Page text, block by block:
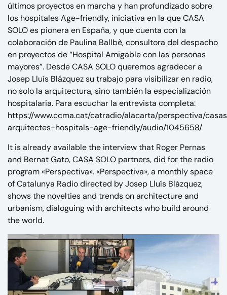
últimos proyectos en marcha y han profundizado sobre
los hospitales Age-friendly, iniciativa en la que CASA
SOLO es pionera en España, y que cuenta con la
colaboración de Paulina Ballbè, consultora del despacho
en proyectos de “Hospital Amigable con las personas
mayores”. Desde CASA SOLO queremos agradecer a
Josep Lluís Blázquez su trabajo para visibilizar en radio,
no solo la arquitectura, sino también la especialización
hospitalaria. Para escuchar la entrevista completa:
https://www.ccma.cat/catradio/alacarta/perspectiva/
arquitectes-hospitals-age-friendly/audio/1045658/
It is already available the interview that Roger Pernas
and Bernat Gato, CASA SOLO partners, did for the radio
program «Perspectiva». «Perspectiva», a monthly space
of Catalunya Radio directed by Josep Lluís Blázquez,
shows the novelties and trends on architecture and
urbanism, dialoguing with architects who build around
the world.